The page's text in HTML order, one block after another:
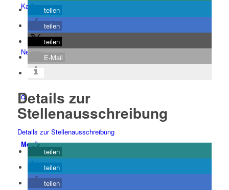
Karriere
News & Downloads
Menü
teilen
teilen
teilen
E-Mail
Details zur
Stellenausschreibung
Details zur Stellenausschreibung
teilen
teilen
teilen